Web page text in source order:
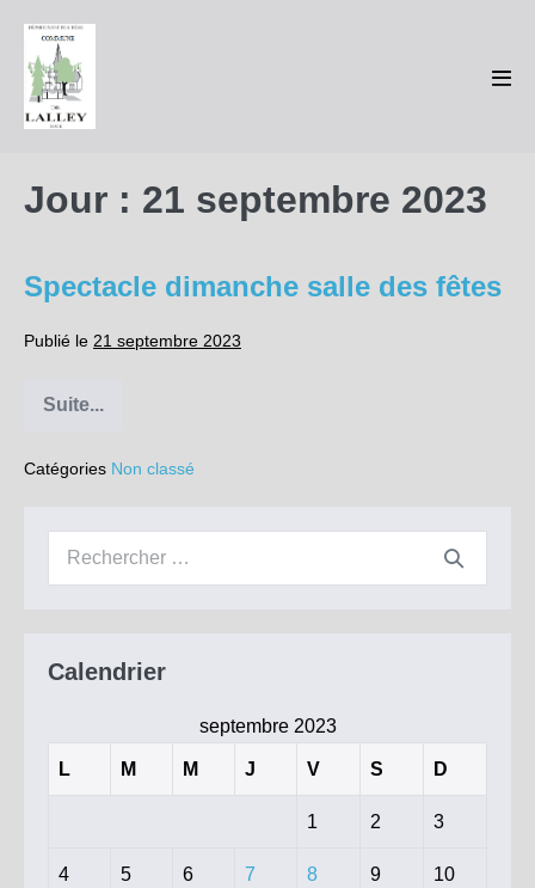
contenu
Jour : 21 septembre 2023
Spectacle dimanche salle des fêtes
Publié le 21 septembre 2023
Suite...Spectacle
des
Catégories Non classé
Recherche
Calendrier
septembre 2023
L M M J V S D
1 2 3
4 5 6 7 8 9 10